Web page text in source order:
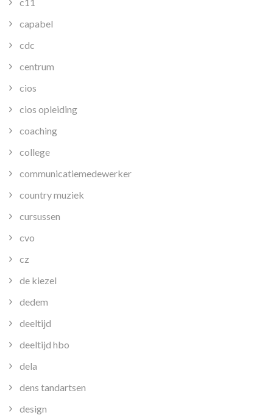
capabel
cdc
centrum
cios
cios opleiding
coaching
college
communicatiemedewerker
country muziek
cursussen
cvo
cz
de kiezel
dedem
deeltijd
deeltijd hbo
dela
dens tandartsen
design